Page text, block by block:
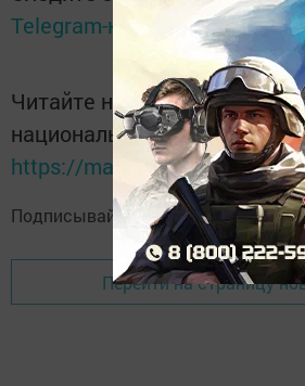
Telegram-канале
Татмедиа
Читайте новости
национальном
https://max.ru/tatmedia
Подписывайтесь нателеграм-
Перейти на страницу